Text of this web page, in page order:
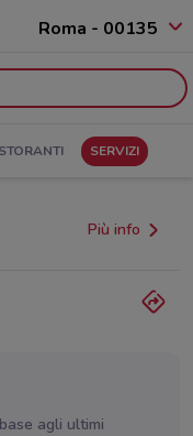
Roma - 00135
SERVIZI
Più info
agli ultimi